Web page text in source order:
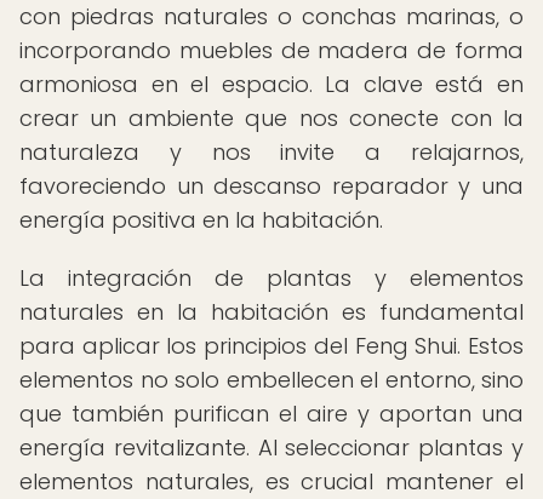
con piedras naturales o conchas marinas, o
incorporando muebles de madera de forma
armoniosa en el espacio. La clave está en
crear un ambiente que nos conecte con la
naturaleza y nos invite a relajarnos,
favoreciendo un descanso reparador y una
energía positiva en la habitación.
La integración de plantas y elementos
naturales en la habitación es fundamental
para aplicar los principios del Feng Shui. Estos
elementos no solo embellecen el entorno, sino
que también purifican el aire y aportan una
energía revitalizante. Al seleccionar plantas y
elementos naturales, es crucial mantener el